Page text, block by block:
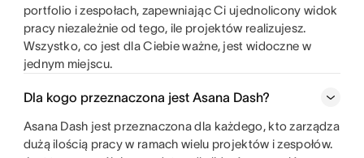
portfolio i zespołach, zapewniając Ci ujednolicony widok
pracy niezależnie od tego, ile projektów realizujesz.
Wszystko, co jest dla Ciebie ważne, jest widoczne w
jednym miejscu.
Dla kogo przeznaczona jest Asana Dash?
Asana Dash jest przeznaczona dla każdego, kto zarządza
dużą ilością pracy w ramach wielu projektów i zespołów.